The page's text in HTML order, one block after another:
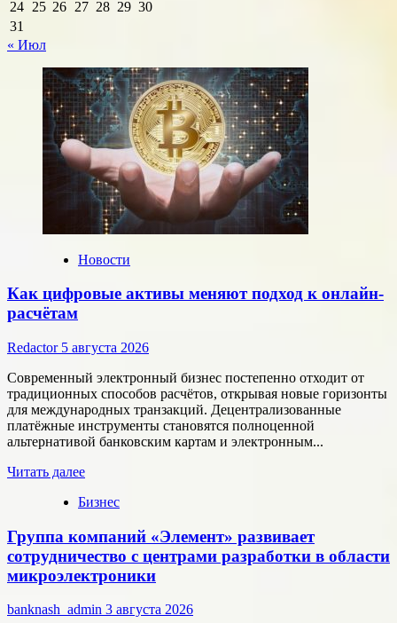
24 25 26 27 28 29 30
31
« Июл
Новости
Как цифровые активы меняют подход к онлайн-
расчётам
Redactor 5 августа 2026
Современный электронный бизнес постепенно отходит от
традиционных способов расчётов, открывая новые горизонты
для международных транзакций. Децентрализованные
платёжные инструменты становятся полноценной
альтернативой банковским картам и электронным...
Читать далееПрочитать
о
цифровые
активы
меняют
подход
онлайн-
Бизнес
Группа компаний «Элемент» развивает
сотрудничество с центрами разработки в области
микроэлектроники
banknash_admin 3 августа 2026